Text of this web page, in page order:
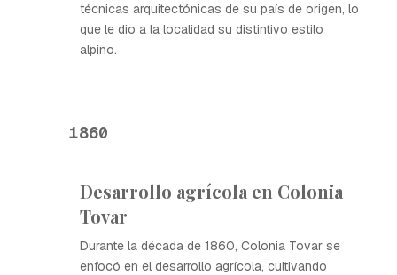
técnicas arquitectónicas de su país de origen, lo
que le dio a la localidad su distintivo estilo
alpino.
1860
Desarrollo agrícola en Colonia
Tovar
Durante la década de 1860, Colonia Tovar se
enfocó en el desarrollo agrícola, cultivando